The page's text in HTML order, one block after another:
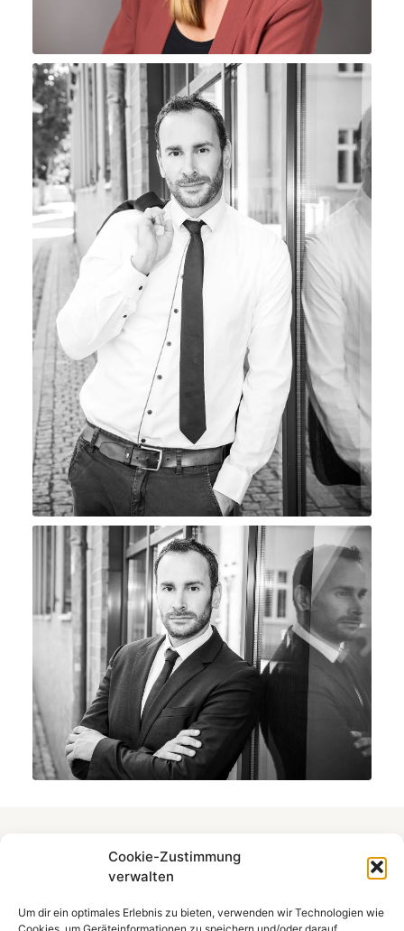
Cookie-Zustimmung
verwalten
Um dir ein optimales Erlebnis zu bieten, verwenden wir Technologien wie
Buche jetzt
Fotoerlebnis bei